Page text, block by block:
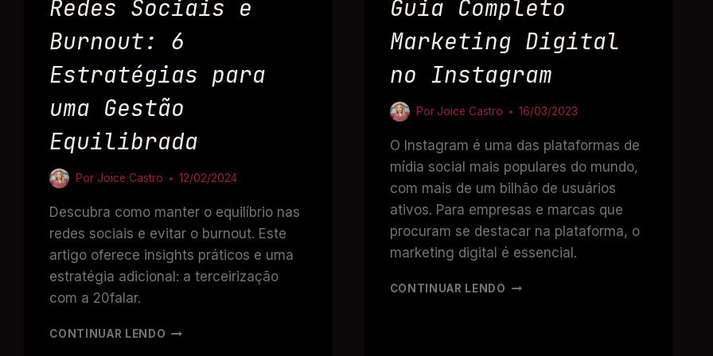
Redes Sociais e
Burnout: 6
Estratégias para
uma Gestão
Equilibrada
Por Joice Castro 12/02/2024
Descubra como manter o equilíbrio nas
redes sociais e evitar o burnout. Este
artigo oferece insights práticos e uma
estratégia adicional: a terceirização
com a 20falar.
CONTINUAR LENDO
Guia Completo
Marketing Digital
no Instagram
Por Joice Castro 16/03/2023
O Instagram é uma das plataformas de
mídia social mais populares do mundo,
com mais de um bilhão de usuários
ativos. Para empresas e marcas que
procuram se destacar na plataforma, o
marketing digital é essencial.
CONTINUAR LENDO